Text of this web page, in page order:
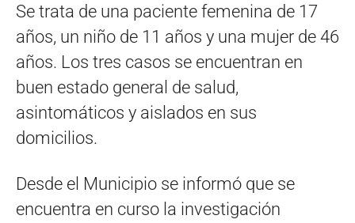
Se trata de una paciente femenina de 17
años, un niño de 11 años y una mujer de 46
años. Los tres casos se encuentran en
buen estado general de salud,
asintomáticos y aislados en sus
domicilios.
Desde el Municipio se informó que se
encuentra en curso la investigación